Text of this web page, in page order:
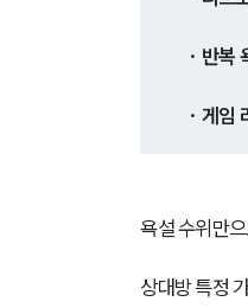
· 반복
· 게임
욕설 수위만
상대방 특정